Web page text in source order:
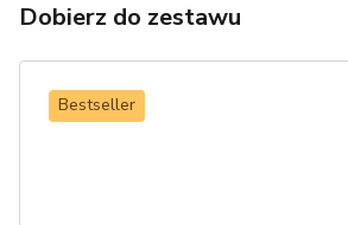
Dobierz do zestawu
Bestseller